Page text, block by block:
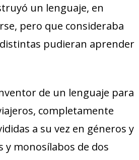
un lenguaje, en
pero que consideraba
pudieran aprender
de un lenguaje para
completamente
a su vez en géneros y
y monosílabos de dos